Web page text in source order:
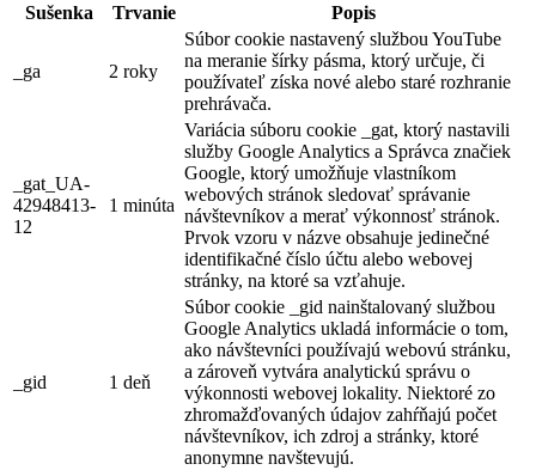
Sušenka
Trvanie Popis
_ga 2 roky
Súbor cookie nastavený službou YouTube
na meranie šírky pásma, ktorý určuje, či
používateľ získa nové alebo staré rozhranie
prehrávača.
_gat_UA-
42948413-
12
1 minúta
Variácia súboru cookie _gat, ktorý nastavili
služby Google Analytics a Správca značiek
Google, ktorý umožňuje vlastníkom
webových stránok sledovať správanie
návštevníkov a merať výkonnosť stránok.
Prvok vzoru v názve obsahuje jedinečné
identifikačné číslo účtu alebo webovej
stránky, na ktoré sa vzťahuje.
_gid 1 deň
Súbor cookie _gid nainštalovaný službou
Google Analytics ukladá informácie o tom,
ako návštevníci používajú webovú stránku,
a zároveň vytvára analytickú správu o
výkonnosti webovej lokality. Niektoré zo
zhromažďovaných údajov zahŕňajú počet
návštevníkov, ich zdroj a stránky, ktoré
anonymne navštevujú.